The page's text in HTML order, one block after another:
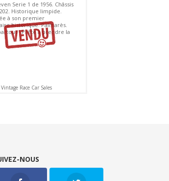
Serie 1 de 1956. Châssis
Historique limpide.
à son premier
historique. Palmarès.
! Prête à prendre la
Race Car Sales
NOUS